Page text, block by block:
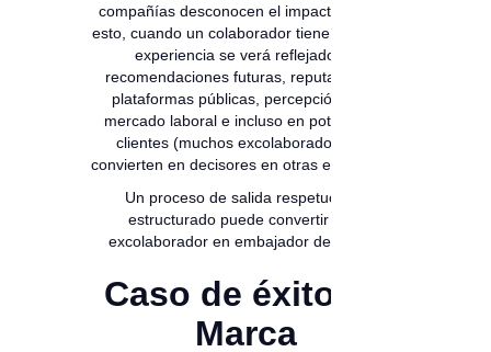
compañías desconocen el impacto real de
esto, cuando un colaborador tiene una mala
experiencia se verá reflejado en
recomendaciones futuras, reputación en
plataformas públicas, percepción en el
mercado laboral e incluso en potenciales
clientes (muchos excolaboradores se
convierten en decisores en otras empresas).
Un proceso de salida respetuoso y
estructurado puede convertir a un
excolaborador en embajador de marca.
Caso de éxito en
Marca